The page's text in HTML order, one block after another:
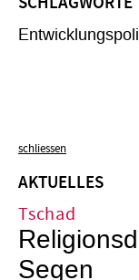
schliessen
AKTUELLES
Tschad
Segen